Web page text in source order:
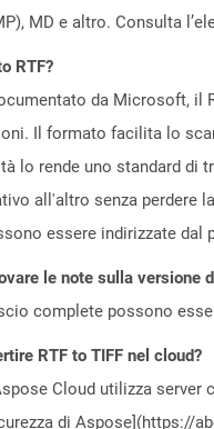
MD e altro. Consulta
RTF?
da Microsoft, il
Il formato facilita lo
lo rende uno standard
all'altro senza perdere
essere indirizzate dal
le note sulla versione
complete possono
RTF to TIFF nel cloud?
Cloud utilizza
di Aspose](https://